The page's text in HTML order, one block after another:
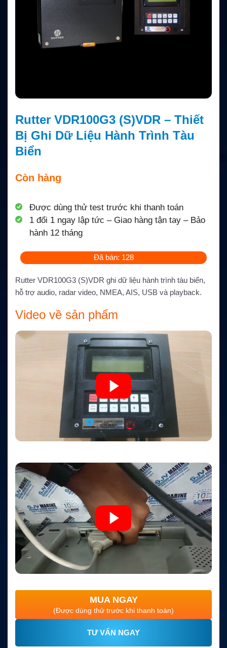
Rutter VDR100G3 (S)VDR – Thiết
Bị Ghi Dữ Liệu Hành Trình Tàu
Biển
Còn hàng
Được dùng thử test trước khi thanh toán
1 đổi 1 ngay lập tức – Giao hàng tận tay – Bảo
hành 12 tháng
Đã bán: 128
Rutter VDR100G3 (S)VDR ghi dữ liệu hành trình tàu biển,
hỗ trợ audio, radar video, NMEA, AIS, USB và playback.
Video về sản phẩm
MUA NGAY
(Được dùng thử trước khi thanh toán)
TƯ VẤN NGAY